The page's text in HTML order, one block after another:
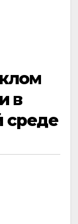
в
среде